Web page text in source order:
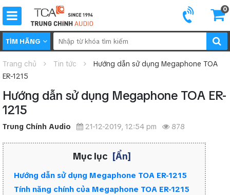
0
TÌM HÃNG
Trang chủ Tin tức
Hướng dẫn sử dụng Megaphone TOA
ER-1215
Hướng dẫn sử dụng Megaphone TOA ER-
1215
Trung Chính Audio 21-12-2019, 12:54 pm 878
Mục lục [Ẩn]
Hướng dẫn sử dụng Megaphone TOA ER-1215
Tính năng chính của Megaphone TOA ER-1215